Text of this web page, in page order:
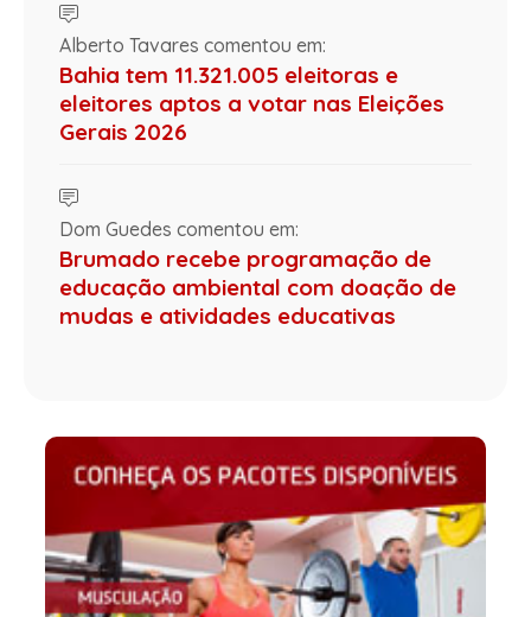
Alberto Tavares comentou em:
Bahia tem 11.321.005 eleitoras e
eleitores aptos a votar nas Eleições
Gerais 2026
Dom Guedes comentou em:
Brumado recebe programação de
educação ambiental com doação de
mudas e atividades educativas